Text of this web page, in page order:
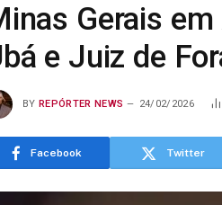
Gerais
e Juiz de
BY REPÓRTER NEWS 24/02/2026
Facebook Twitter